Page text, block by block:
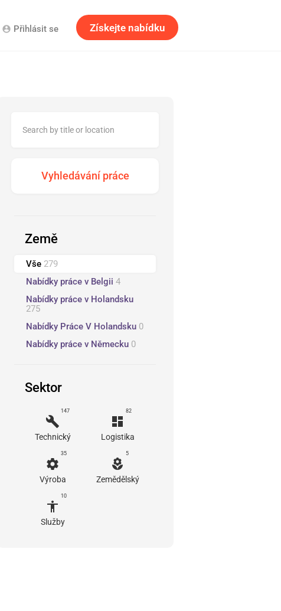
Získejte nabídku
account_circle Přihlásit se
Země
Vše 279
Nabídky práce v Belgii 4
Nabídky práce v Holandsku
275
Nabídky Práce V Holandsku 0
Nabídky práce v Německu 0
Sektor
147
build
Technický
82
dashboard
Logistika
35
settings
Výroba
5
local_florist
Zemědělský
10
accessibility
Služby